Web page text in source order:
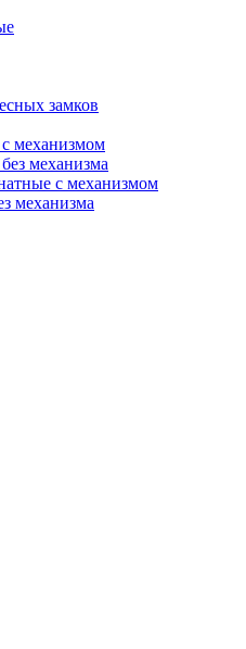
замков
механизмом
механизма
с механизмом
механизма